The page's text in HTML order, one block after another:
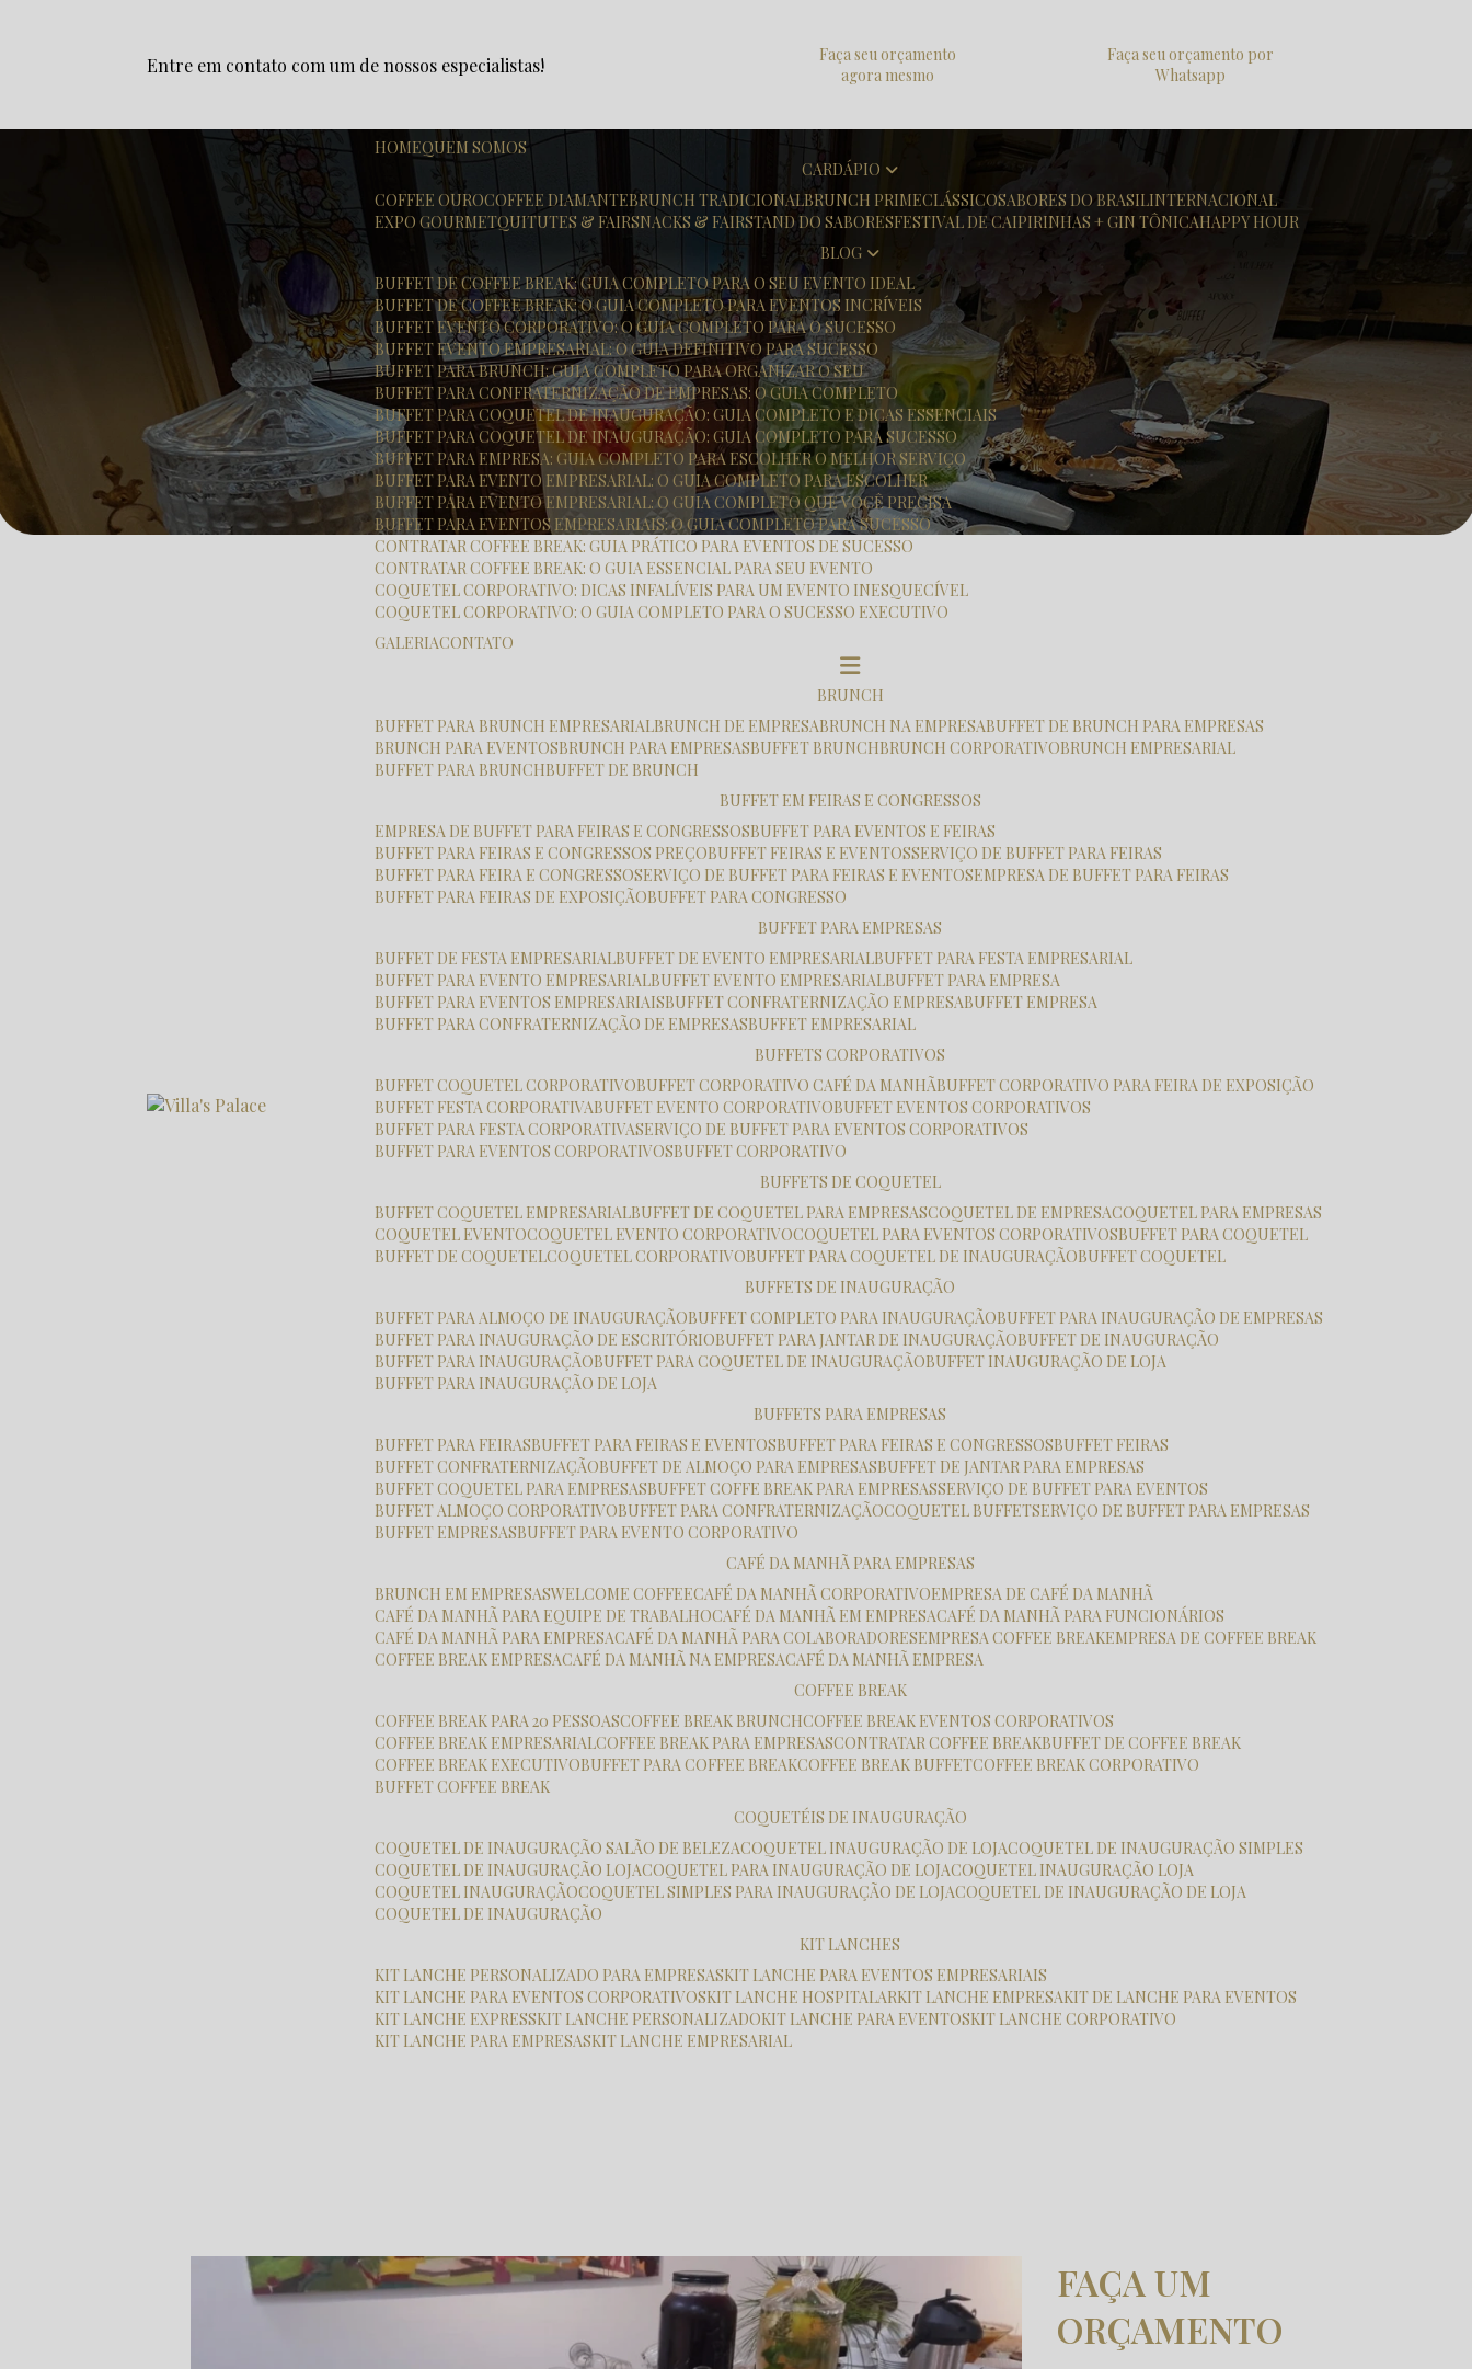
Entre em contato com um de nossos especialistas!
Faça seu orçamento
agora mesmo
Faça seu orçamento por
Whatsapp
HOME
QUEM SOMOS
CARDÁPIO
COFFEE OURO COFFEE DIAMANTE BRUNCH TRADICIONAL BRUNCH PRIME CLÁSSICO SABORES DO BRASIL INTERNACIONAL
EXPO GOURMET QUITUTES & FAIR SNACKS & FAIR STAND DO SABORES FESTIVAL DE CAIPIRINHAS + GIN TÔNICA
HAPPY HOUR
BLOG
BUFFET DE COFFEE BREAK: GUIA COMPLETO PARA O SEU EVENTO IDEAL
BUFFET DE COFFEE BREAK: O GUIA COMPLETO PARA EVENTOS INCRÍVEIS
BUFFET EVENTO CORPORATIVO: O GUIA COMPLETO PARA O SUCESSO
BUFFET EVENTO EMPRESARIAL: O GUIA DEFINITIVO PARA SUCESSO
BUFFET PARA BRUNCH: GUIA COMPLETO PARA ORGANIZAR O SEU
BUFFET PARA CONFRATERNIZAÇÃO DE EMPRESAS: O GUIA COMPLETO
BUFFET PARA COQUETEL DE INAUGURAÇÃO: GUIA COMPLETO E DICAS ESSENCIAIS
BUFFET PARA COQUETEL DE INAUGURAÇÃO: GUIA COMPLETO PARA SUCESSO
BUFFET PARA EMPRESA: GUIA COMPLETO PARA ESCOLHER O MELHOR SERVIÇO
BUFFET PARA EVENTO EMPRESARIAL: O GUIA COMPLETO PARA ESCOLHER
BUFFET PARA EVENTO EMPRESARIAL: O GUIA COMPLETO QUE VOCÊ PRECISA
BUFFET PARA EVENTOS EMPRESARIAIS: O GUIA COMPLETO PARA SUCESSO
CONTRATAR COFFEE BREAK: GUIA PRÁTICO PARA EVENTOS DE SUCESSO
CONTRATAR COFFEE BREAK: O GUIA ESSENCIAL PARA SEU EVENTO
COQUETEL CORPORATIVO: DICAS INFALÍVEIS PARA UM EVENTO INESQUECÍVEL
COQUETEL CORPORATIVO: O GUIA COMPLETO PARA O SUCESSO EXECUTIVO
GALERIA CONTATO
BRUNCH
BUFFET PARA BRUNCH EMPRESARIAL BRUNCH DE EMPRESA BRUNCH NA EMPRESA BUFFET DE BRUNCH PARA EMPRESAS
BRUNCH PARA EVENTOS BRUNCH PARA EMPRESAS BUFFET BRUNCH BRUNCH CORPORATIVO BRUNCH EMPRESARIAL
BUFFET PARA BRUNCH BUFFET DE BRUNCH
BUFFET EM FEIRAS E CONGRESSOS
EMPRESA DE BUFFET PARA FEIRAS E CONGRESSOS BUFFET PARA EVENTOS E FEIRAS
BUFFET PARA FEIRAS E CONGRESSOS PREÇO BUFFET FEIRAS E EVENTOS SERVIÇO DE BUFFET PARA FEIRAS
BUFFET PARA FEIRA E CONGRESSO SERVIÇO DE BUFFET PARA FEIRAS E EVENTOS EMPRESA DE BUFFET PARA FEIRAS
BUFFET PARA FEIRAS DE EXPOSIÇÃO BUFFET PARA CONGRESSO
BUFFET PARA EMPRESAS
BUFFET DE FESTA EMPRESARIAL BUFFET DE EVENTO EMPRESARIAL BUFFET PARA FESTA EMPRESARIAL
BUFFET PARA EVENTO EMPRESARIAL BUFFET EVENTO EMPRESARIAL BUFFET PARA EMPRESA
BUFFET PARA EVENTOS EMPRESARIAIS BUFFET CONFRATERNIZAÇÃO EMPRESA BUFFET EMPRESA
BUFFET PARA CONFRATERNIZAÇÃO DE EMPRESAS BUFFET EMPRESARIAL
BUFFETS CORPORATIVOS
BUFFET COQUETEL CORPORATIVO BUFFET CORPORATIVO CAFÉ DA MANHÃ BUFFET CORPORATIVO PARA FEIRA DE EXPOSIÇÃO
BUFFET FESTA CORPORATIVA BUFFET EVENTO CORPORATIVO BUFFET EVENTOS CORPORATIVOS
BUFFET PARA FESTA CORPORATIVA SERVIÇO DE BUFFET PARA EVENTOS CORPORATIVOS
BUFFET PARA EVENTOS CORPORATIVOS BUFFET CORPORATIVO
BUFFETS DE COQUETEL
BUFFET COQUETEL EMPRESARIAL BUFFET DE COQUETEL PARA EMPRESAS COQUETEL DE EMPRESA COQUETEL PARA EMPRESAS
COQUETEL EVENTO COQUETEL EVENTO CORPORATIVO COQUETEL PARA EVENTOS CORPORATIVOS BUFFET PARA COQUETEL
BUFFET DE COQUETEL COQUETEL CORPORATIVO BUFFET PARA COQUETEL DE INAUGURAÇÃO BUFFET COQUETEL
BUFFETS DE INAUGURAÇÃO
BUFFET PARA ALMOÇO DE INAUGURAÇÃO BUFFET COMPLETO PARA INAUGURAÇÃO BUFFET PARA INAUGURAÇÃO DE EMPRESAS
BUFFET PARA INAUGURAÇÃO DE ESCRITÓRIO BUFFET PARA JANTAR DE INAUGURAÇÃO BUFFET DE INAUGURAÇÃO
BUFFET PARA INAUGURAÇÃO BUFFET PARA COQUETEL DE INAUGURAÇÃO BUFFET INAUGURAÇÃO DE LOJA
BUFFET PARA INAUGURAÇÃO DE LOJA
BUFFETS PARA EMPRESAS
BUFFET PARA FEIRAS BUFFET PARA FEIRAS E EVENTOS BUFFET PARA FEIRAS E CONGRESSOS BUFFET FEIRAS
BUFFET CONFRATERNIZAÇÃO BUFFET DE ALMOÇO PARA EMPRESAS BUFFET DE JANTAR PARA EMPRESAS
BUFFET COQUETEL PARA EMPRESAS BUFFET COFFE BREAK PARA EMPRESAS SERVIÇO DE BUFFET PARA EVENTOS
BUFFET ALMOÇO CORPORATIVO BUFFET PARA CONFRATERNIZAÇÃO COQUETEL BUFFET SERVIÇO DE BUFFET PARA EMPRESAS
BUFFET EMPRESAS BUFFET PARA EVENTO CORPORATIVO
CAFÉ DA MANHÃ PARA EMPRESAS
BRUNCH EM EMPRESAS
WELCOME COFFEE CAFÉ DA MANHÃ CORPORATIVO EMPRESA DE CAFÉ DA MANHÃ
CAFÉ DA MANHÃ PARA EQUIPE DE TRABALHO CAFÉ DA MANHÃ EM EMPRESA CAFÉ DA MANHÃ PARA FUNCIONÁRIOS
CAFÉ DA MANHÃ PARA EMPRESA CAFÉ DA MANHÃ PARA COLABORADORES EMPRESA COFFEE BREAK EMPRESA DE COFFEE BREAK
COFFEE BREAK EMPRESA CAFÉ DA MANHÃ NA EMPRESA CAFÉ DA MANHÃ EMPRESA
COFFEE BREAK
COFFEE BREAK PARA 20 PESSOAS COFFEE BREAK BRUNCH COFFEE BREAK EVENTOS CORPORATIVOS
COFFEE BREAK EMPRESARIAL COFFEE BREAK PARA EMPRESAS CONTRATAR COFFEE BREAK BUFFET DE COFFEE BREAK
COFFEE BREAK EXECUTIVO BUFFET PARA COFFEE BREAK COFFEE BREAK BUFFET COFFEE BREAK CORPORATIVO
BUFFET COFFEE BREAK
COQUETÉIS DE INAUGURAÇÃO
COQUETEL DE INAUGURAÇÃO SALÃO DE BELEZA COQUETEL INAUGURAÇÃO DE LOJA COQUETEL DE INAUGURAÇÃO SIMPLES
COQUETEL DE INAUGURAÇÃO LOJA COQUETEL PARA INAUGURAÇÃO DE LOJA COQUETEL INAUGURAÇÃO LOJA
COQUETEL INAUGURAÇÃO COQUETEL SIMPLES PARA INAUGURAÇÃO DE LOJA COQUETEL DE INAUGURAÇÃO DE LOJA
COQUETEL DE INAUGURAÇÃO
KIT LANCHES
KIT LANCHE PERSONALIZADO PARA EMPRESAS KIT LANCHE PARA EVENTOS EMPRESARIAIS
KIT LANCHE PARA EVENTOS CORPORATIVOS KIT LANCHE HOSPITALAR KIT LANCHE EMPRESA KIT DE LANCHE PARA EVENTOS
KIT LANCHE EXPRESS KIT LANCHE PERSONALIZADO KIT LANCHE PARA EVENTOS KIT LANCHE CORPORATIVO
KIT LANCHE PARA EMPRESAS KIT LANCHE EMPRESARIAL
FAÇA UM
ORÇAMENTO